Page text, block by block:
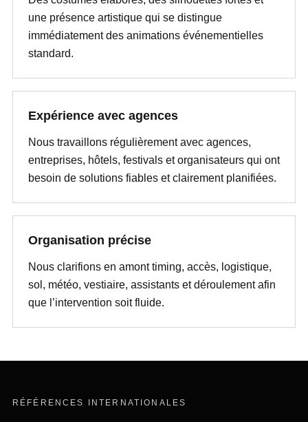
une présence artistique qui se distingue
immédiatement des animations événementielles
standard.
Expérience avec agences
Nous travaillons régulièrement avec agences,
entreprises, hôtels, festivals et organisateurs qui ont
besoin de solutions fiables et clairement planifiées.
Organisation précise
Nous clarifions en amont timing, accès, logistique,
sol, météo, vestiaire, assistants et déroulement afin
que l’intervention soit fluide.
RÉFÉRENCES INTERNATIONALES